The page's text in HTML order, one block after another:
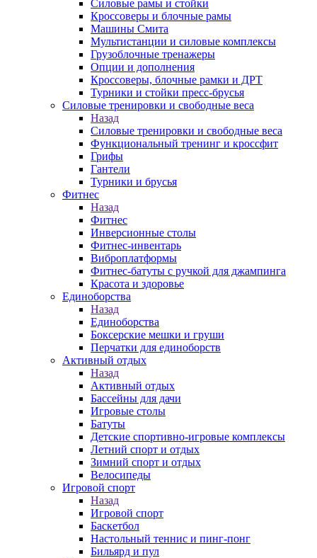
Силовые рамы и стойки
Кроссоверы и блочные рамы
Машины Смита
Мультистанции и силовые комплексы
Грузоблочные тренажеры
Опции и дополнения
Кроссоверы, блочные рамки и ДРТ
Турники и стойки пресс-брусья
Силовые тренировки и свободные веса
Назад
Силовые тренировки и свободные веса
Функциональный тренинг и кроссфит
Грифы
Гантели
Турники и брусья
Фитнес
Назад
Фитнес
Инверсионные столы
Фитнес-инвентарь
Виброплатформы
Фитнес-батуты с ручкой для джампинга
Красота и здоровье
Единоборства
Назад
Единоборства
Боксерские мешки и груши
Перчатки для единоборств
Активный отдых
Назад
Активный отдых
Бассейны для дачи
Игровые столы
Батуты
Детские спортивно-игровые комплексы
Летний спорт и отдых
Зимний спорт и отдых
Велосипеды
Игровой спорт
Назад
Игровой спорт
Баскетбол
Настольный теннис и пинг-понг
Бильярд и пул